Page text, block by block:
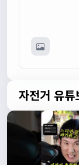
이름/휴대폰
쏭박 17:23:31
실시간 채팅 테
쏭박 17:23:34
1
쏭박 17:23:35
자전거 유튜